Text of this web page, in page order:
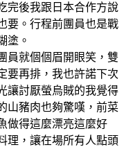
完後我跟日本合作方說
要。行程前團員也是戰
塗。
員就個個眉開眼笑，雙
要再排，我也許諾下次
讓討厭螢烏賊的我覺得
山豬肉也夠驚嘆，前菜
做得這麼漂亮這麼好
理，讓在場所有人點頭